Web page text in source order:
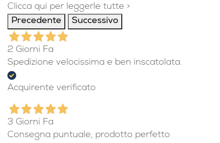
Clicca qui per leggerle tutte >
Precedente
Successivo
2 Giorni Fa
Spedizione velocissima e ben inscatolata.
Acquirente verificato
3 Giorni Fa
Consegna puntuale, prodotto perfetto